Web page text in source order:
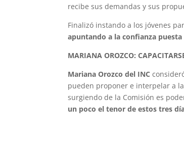
recibe sus demandas y sus
Finalizó instando a los jóvenes
apuntando a la confianza
MARIANA OROZCO:
Mariana Orozco del INC
pueden proponer e interpelar a
surgiendo de la Comisión es
un poco el tenor de estos tres